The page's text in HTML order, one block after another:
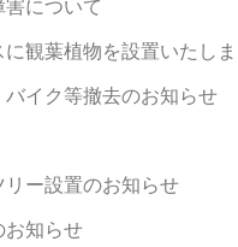
について
観葉植物を設置いたしま
バイク等撤去のお知らせ
リー設置のお知らせ
お知らせ